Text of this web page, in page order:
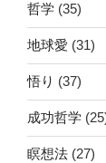
哲学 (35)
地球愛 (31)
悟り (37)
成功哲学
瞑想法 (27)